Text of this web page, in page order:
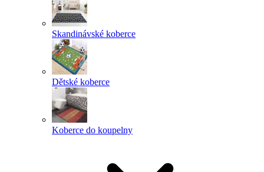
Skandinávské koberce
Dětské koberce
Koberce do koupelny